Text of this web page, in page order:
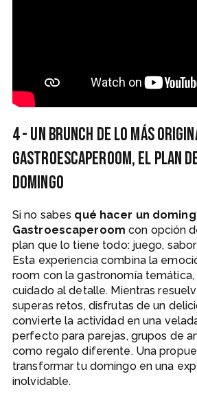
4 - Un brunch de lo más
Gastroescaperoom, el plan
domingo
Si no sabes qué hacer un
Gastroescaperoom con opción
plan que lo tiene todo: juego,
Esta experiencia combina la
room con la gastronomía
cuidado al detalle. Mientras
superas retos, disfrutas de un
convierte la actividad en una
perfecto para parejas, grupos de
como regalo diferente. Una
transformar tu domingo en una
inolvidable.